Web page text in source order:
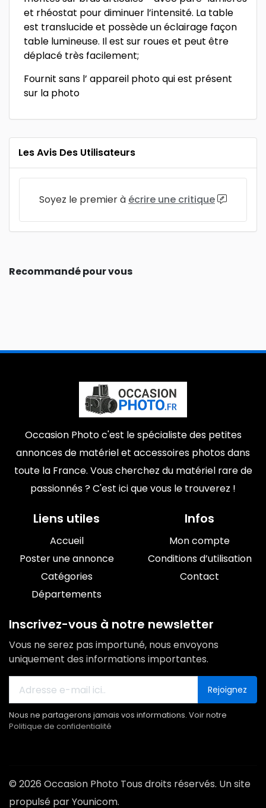
et rhéostat pour diminuer l’intensité. La table
est translucide et possède un éclairage façon
table lumineuse. Il est sur roues et peut être
déplacé très facilement;
Fournit sans l’ appareil photo qui est présent
sur la photo
Les Avis Des Utilisateurs
Soyez le premier à écrire une critique
Recommandé pour vous
Occasion Photo c'est le spécialiste des petites
annonces de matériel et accessoires photos dans
toute la France. Vous cherchez du matériel rare de
passionnés ? C'est ici que vous le trouverez !
Liens utiles
Accueil
Poster une annonce
Catégories
Départements
Infos
Mon compte
Conditions d’utilisation
Contact
Inscrivez-vous à notre newsletter
Vous ne serez pas importuné, nous envoyons
uniquement des informations importantes.
Rejoignez
Nous ne partagerons jamais vos informations. Voir notre
Politique de confidentialité
© 2026 Occasion Photo Tous droits réservés. Un site
propulsé par Younicom.